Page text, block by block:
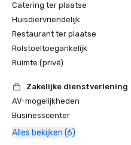
Catering ter plaatse
Huisdiervriendelijk
Restaurant ter plaatse
Rolstoeltoegankelijk
Ruimte (privé)
Zakelijke dienstverlening
AV-mogelijkheden
Businesscenter
Alles bekijken (6)